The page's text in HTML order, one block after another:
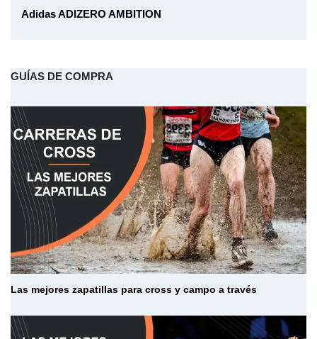
Adidas ADIZERO AMBITION
GUÍAS DE COMPRA
Las mejores zapatillas para cross y campo a través